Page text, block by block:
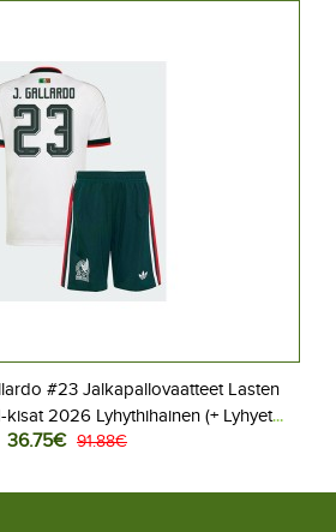
#23 Jalkapallovaatteet Lasten
2026 Lyhythihainen (+ Lyhyet
housut)
36.75€ 91.88€